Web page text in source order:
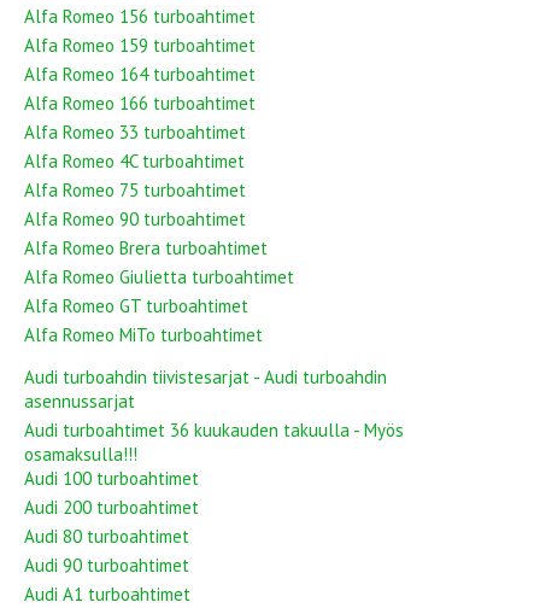
Alfa Romeo 156 turboahtimet
Alfa Romeo 159 turboahtimet
Alfa Romeo 164 turboahtimet
Alfa Romeo 166 turboahtimet
Alfa Romeo 33 turboahtimet
Alfa Romeo 4C turboahtimet
Alfa Romeo 75 turboahtimet
Alfa Romeo 90 turboahtimet
Alfa Romeo Brera turboahtimet
Alfa Romeo Giulietta turboahtimet
Alfa Romeo GT turboahtimet
Alfa Romeo MiTo turboahtimet
Audi turboahdin tiivistesarjat - Audi turboahdin
asennussarjat
Audi turboahtimet 36 kuukauden takuulla - Myös
osamaksulla!!!
Audi 100 turboahtimet
Audi 200 turboahtimet
Audi 80 turboahtimet
Audi 90 turboahtimet
Audi A1 turboahtimet